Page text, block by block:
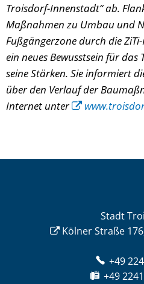
Troisdorf-Innenstadt“ ab.
Maßnahmen zu Umbau und
Fußgängerzone durch die
ein neues Bewusstsein für
seine Stärken. Sie informiert
über den Verlauf der
Internet unter
Stadt
Kölner Straße
+49
+49